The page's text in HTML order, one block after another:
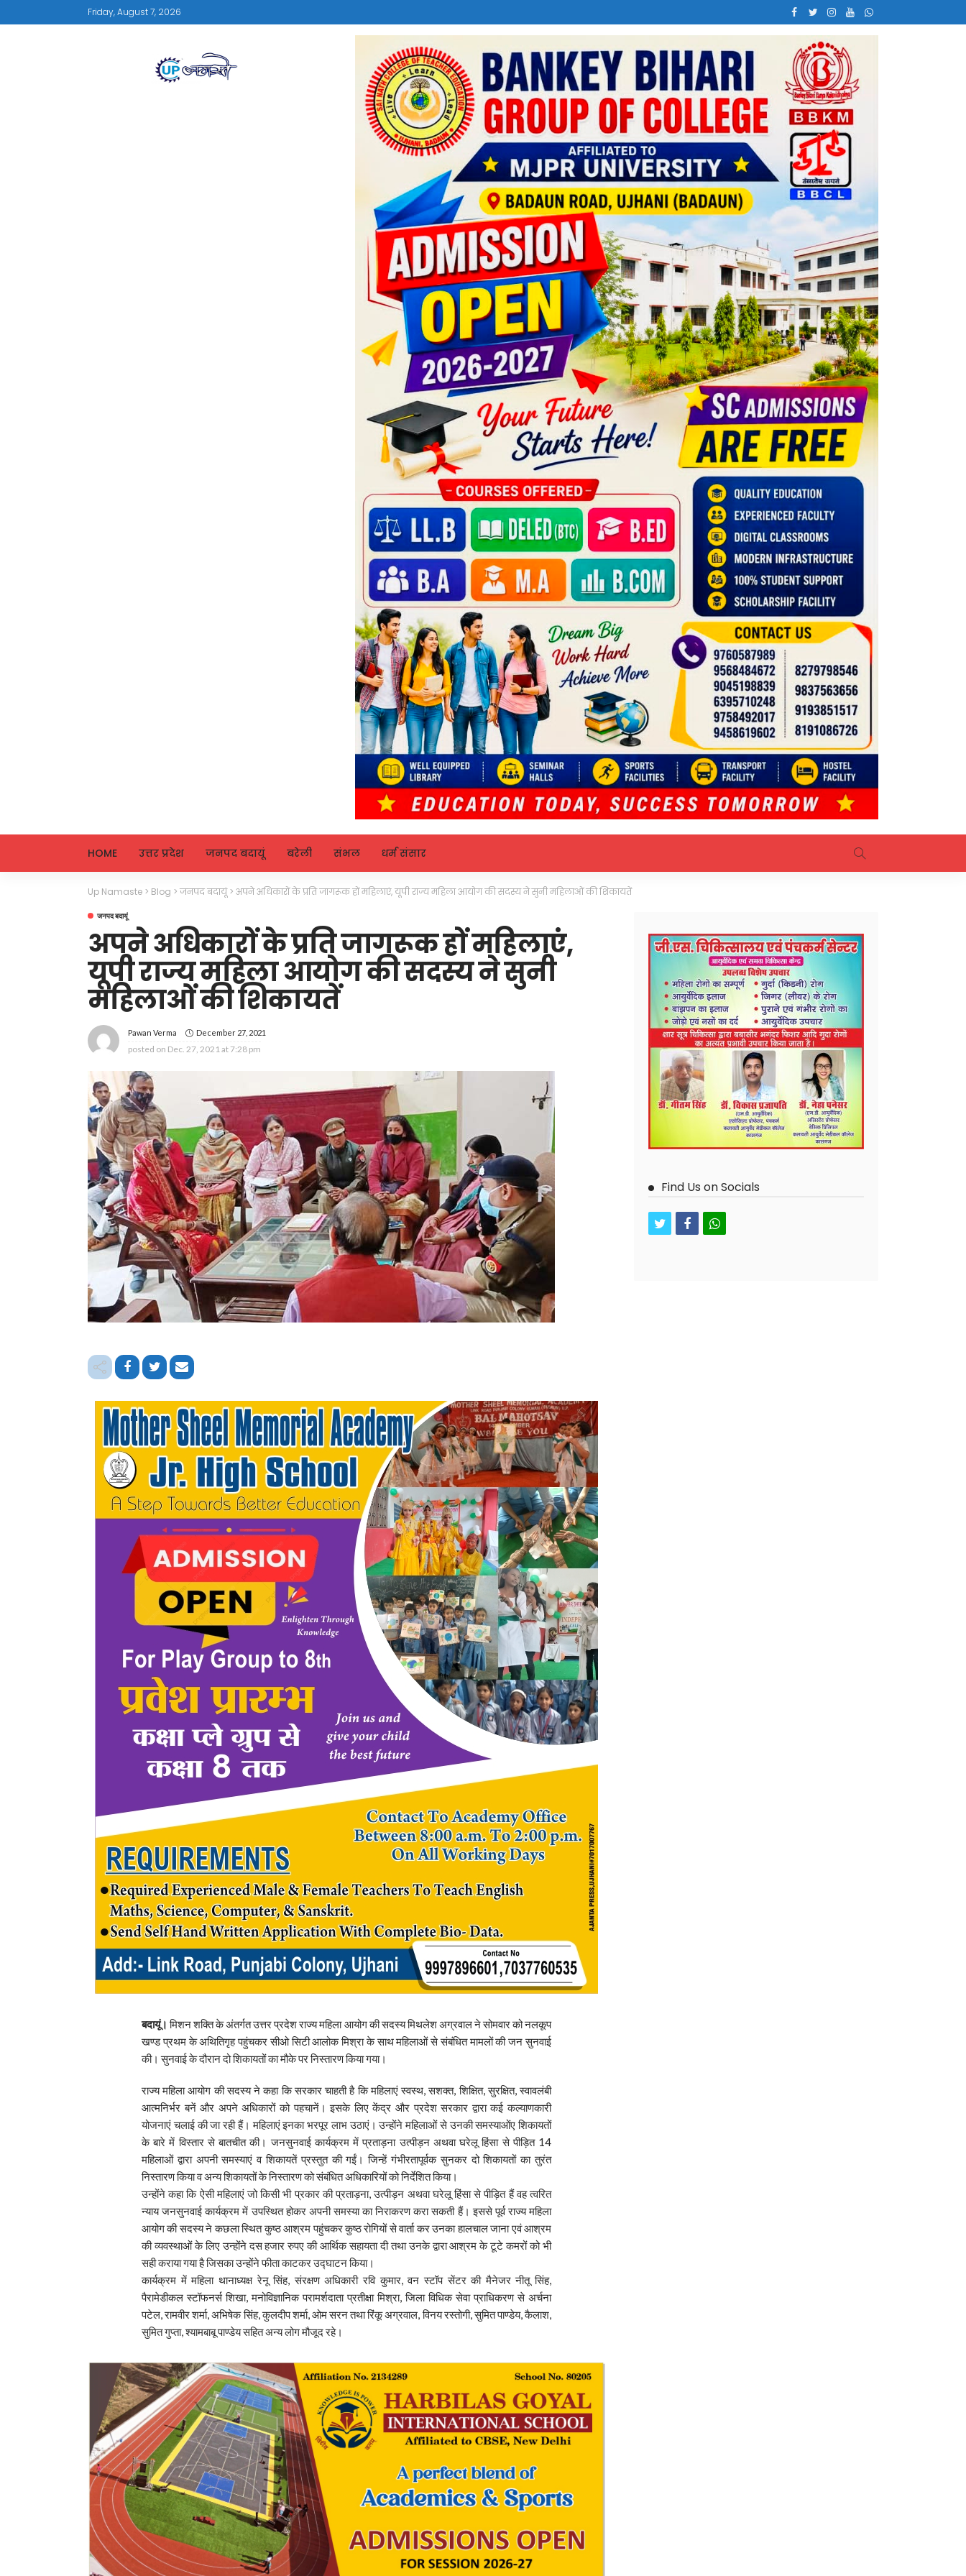
Friday, August 7, 2026
HOME उत्तर प्रदेश जनपद बदायूं बरेली संभल धर्म संसार
Up Namaste > Blog > जनपद बदायूं> अपने अधिकारों के प्रति जागरूक हों महिलाएं, यूपी राज्य महिला आयोग की सदस्य ने सुनी महिलाओं की शिकायतें
जनपद बदायूं
अपने अधिकारों के प्रति जागरूक हों महिलाएं,
यूपी राज्य महिला आयोग की सदस्य ने सुनी
महिलाओं की शिकायतें
Pawan Verma December 27, 2021
posted on Dec. 27, 2021 at 7:28 pm
बदायूं। मिशन शक्ति के अंतर्गत उत्तर प्रदेश राज्य महिला आयोग की सदस्य मिथलेश अग्रवाल ने सोमवार को नलकूप
खण्ड प्रथम के अथितिगृह पहुंचकर सीओ सिटी आलोक मिश्रा के साथ महिलाओं से संबंधित मामलों की जन सुनवाई
की। सुनवाई के दौरान दो शिकायतों का मौके पर निस्तारण किया गया।
राज्य महिला आयोग की सदस्य ने कहा कि सरकार चाहती है कि महिलाएं स्वस्थ, सशक्त, शिक्षित, सुरक्षित, स्वावलंबी
आत्मनिर्भर बनें और अपने अधिकारों को पहचानें। इसके लिए केंद्र और प्रदेश सरकार द्वारा कई कल्याणकारी
योजनाएं चलाई की जा रही हैं। महिलाएं इनका भरपूर लाभ उठाएं। उन्होंने महिलाओं से उनकी समस्याओंए शिकायतों
के बारे में विस्तार से बातचीत की। जनसुनवाई कार्यक्रम में प्रताड़ना उत्पीड़न अथवा घरेलू हिंसा से पीड़ित 14
महिलाओं द्वारा अपनी समस्याएं व शिकायतें प्रस्तुत की गईं। जिन्हें गंभीरतापूर्वक सुनकर दो शिकायतों का तुरंत
निस्तारण किया व अन्य शिकायतों के निस्तारण को संबंधित अधिकारियों को निर्देशित किया।
उन्होंने कहा कि ऐसी महिलाएं जो किसी भी प्रकार की प्रताड़ना, उत्पीड़न अथवा घरेलू हिंसा से पीड़ित हैं वह त्वरित
न्याय जनसुनवाई कार्यक्रम में उपस्थित होकर अपनी समस्या का निराकरण करा सकती हैं। इससे पूर्व राज्य महिला
आयोग की सदस्य ने कछला स्थित कुष्ठ आश्रम पहुंचकर कुष्ठ रोगियों से वार्ता कर उनका हालचाल जाना एवं आश्रम
की व्यवस्थाओं के लिए उन्होंने दस हजार रुपए की आर्थिक सहायता दी तथा उनके द्वारा आश्रम के टूटे कमरों को भी
सही कराया गया है जिसका उन्होंने फीता काटकर उद्घाटन किया।
कार्यक्रम में महिला थानाध्यक्ष रेनू सिंह, संरक्षण अधिकारी रवि कुमार, वन स्टॉप सेंटर की मैनेजर नीतू सिंह,
पैरामेडीकल स्टॉफनर्स शिखा, मनोविज्ञानिक परामर्शदाता प्रतीक्षा मिश्रा, जिला विधिक सेवा प्राधिकरण से अर्चना
पटेल, रामवीर शर्मा, अभिषेक सिंह, कुलदीप शर्मा, ओम सरन तथा रिंकू अग्रवाल, विनय रस्तोगी, सुमित पाण्डेय, कैलाश,
सुमित गुप्ता, श्यामबाबू पाण्डेय सहित अन्य लोग मौजूद रहे।
Find Us on Socials
twitterfacebookwhatsapp